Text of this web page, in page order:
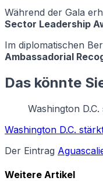
Während der Gala
Sector Leadership
Im diplomatischen
Ambassadorial
Das könnte
Washington
Washington D.C.
Der Eintrag
Weitere Artikel